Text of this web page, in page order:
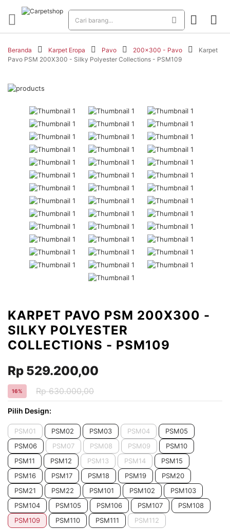
Beranda Karpet Eropa Pavo 200x300 - Pavo
Karpet
Pavo PSM 200X300 - Silky Polyester Collections - PSM109
KARPET PAVO PSM 200X300 -
SILKY POLYESTER
COLLECTIONS - PSM109
Rp 529.200,00
16% Rp 630.000,00
Pilih Design:
PSM01 PSM02 PSM03 PSM04
PSM05
PSM06
PSM07 PSM08 PSM09
PSM10
PSM11
PSM12 PSM13 PSM14
PSM15
PSM16
PSM17 PSM18 PSM19
PSM20
PSM21
PSM22 PSM101 PSM102
PSM103
PSM104
PSM105 PSM106 PSM107
PSM108
PSM109
PSM110 PSM111 PSM112